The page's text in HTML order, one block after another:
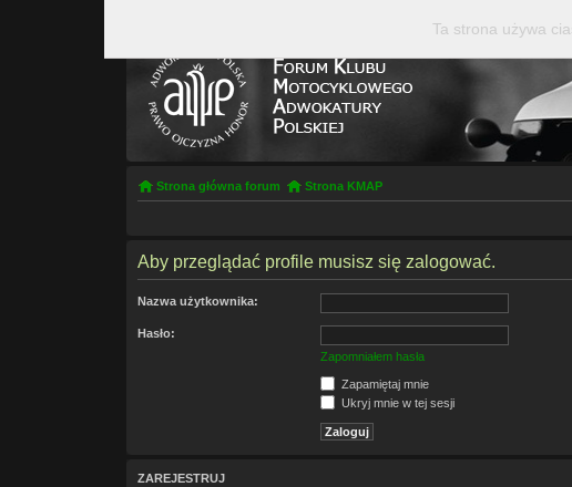
Strona główna forum Strona KMAP
Aby przeglądać profile musisz się zalogować.
Nazwa użytkownika:
Hasło:
Zapomniałem hasła
Zapamiętaj mnie
Ukryj mnie w tej sesji
ZAREJESTRUJ
Ta strona używa